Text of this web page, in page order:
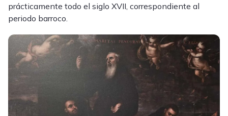
prácticamente todo el siglo XVII, correspondiente al
periodo barroco.